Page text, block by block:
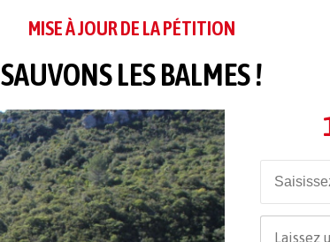
MISE À JOUR DE LA PÉTITION
SAUVONS LES BALMES !